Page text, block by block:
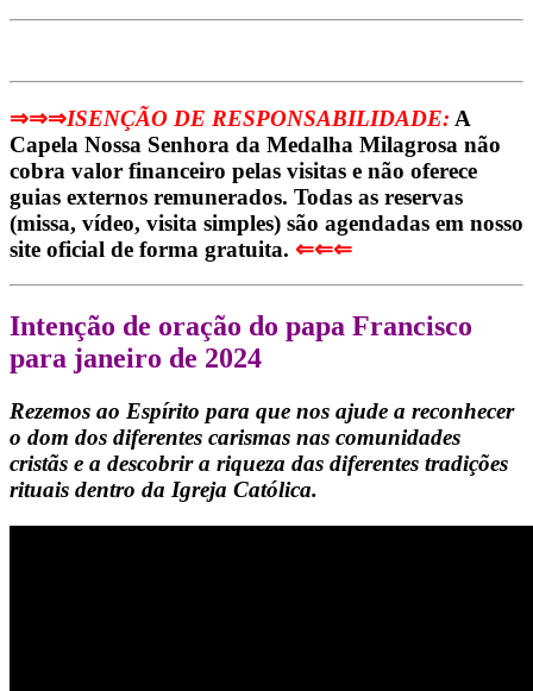
⇒⇒⇒ISENÇÃO DE RESPONSABILIDADE: A
Capela Nossa Senhora da Medalha Milagrosa não
cobra valor financeiro pelas visitas e não oferece
guias externos remunerados. Todas as reservas
(missa, vídeo, visita simples) são agendadas em nosso
site oficial de forma gratuita. ⇐⇐⇐
Intenção de oração do papa Francisco
para janeiro de 2024
Rezemos ao Espírito para que nos ajude a reconhecer
o dom dos diferentes carismas nas comunidades
cristãs e a descobrir a riqueza das diferentes tradições
rituais dentro da Igreja Católica.